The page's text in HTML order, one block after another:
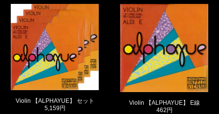
Violin 【ALPHAYUE】 セット
5,159円
Violin 【ALPHAYUE】 E線
462円